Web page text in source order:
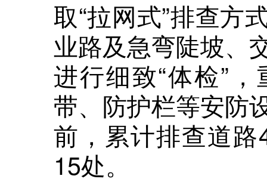
取“拉网式”排查方
业路及急弯陡坡、
进行细致“体检”
带、防护栏等安防
前，累计排查道
15处。